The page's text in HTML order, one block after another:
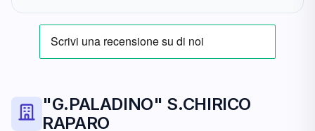
"G.PALADINO" S.CHIRICO
RAPARO